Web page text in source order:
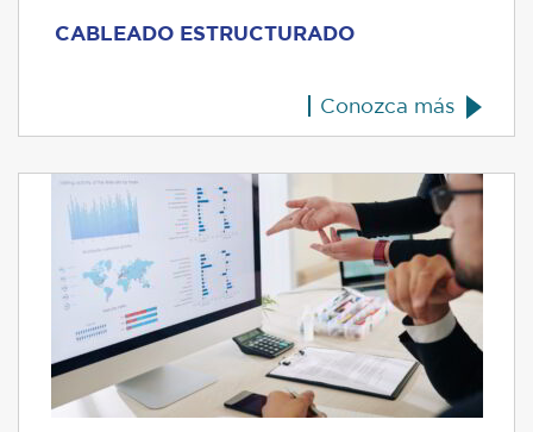
CABLEADO ESTRUCTURADO
Conozca más